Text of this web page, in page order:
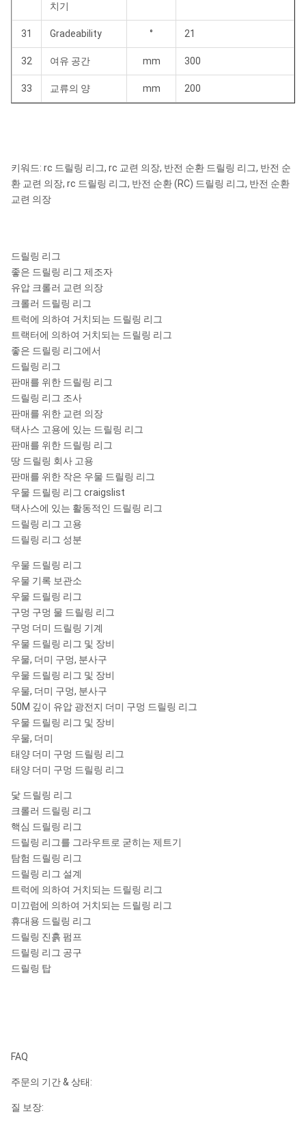
치기
31 Gradeability ° 21
32 여유 공간 mm 300
33 교류의 양 mm 200
키워드: rc 드릴링 리그, rc 교련 의장, 반전 순환 드릴링 리그, 반전 순
환 교련 의장, rc 드릴링 리그, 반전 순환 (RC) 드릴링 리그, 반전 순환
교련 의장
드릴링 리그
좋은 드릴링 리그 제조자
유압 크롤러 교련 의장
크롤러 드릴링 리그
트럭에 의하여 거치되는 드릴링 리그
트랙터에 의하여 거치되는 드릴링 리그
좋은 드릴링 리그에서
드릴링 리그
판매를 위한 드릴링 리그
드릴링 리그 조사
판매를 위한 교련 의장
택사스 고용에 있는 드릴링 리그
판매를 위한 드릴링 리그
땅 드릴링 회사 고용
판매를 위한 작은 우물 드릴링 리그
우물 드릴링 리그 craigslist
택사스에 있는 활동적인 드릴링 리그
드릴링 리그 고용
드릴링 리그 성분
우물 드릴링 리그
우물 기록 보관소
우물 드릴링 리그
구멍 구멍 물 드릴링 리그
구멍 더미 드릴링 기계
우물 드릴링 리그 및 장비
우물, 더미 구멍, 분사구
우물 드릴링 리그 및 장비
우물, 더미 구멍, 분사구
50M 깊이 유압 광전지 더미 구멍 드릴링 리그
우물 드릴링 리그 및 장비
우물, 더미
태양 더미 구멍 드릴링 리그
태양 더미 구멍 드릴링 리그
닻 드릴링 리그
크롤러 드릴링 리그
핵심 드릴링 리그
드릴링 리그를 그라우트로 굳히는 제트기
탐험 드릴링 리그
드릴링 리그 설계
트럭에 의하여 거치되는 드릴링 리그
미끄럼에 의하여 거치되는 드릴링 리그
휴대용 드릴링 리그
드릴링 진흙 펌프
드릴링 리그 공구
드릴링 탑
FAQ
주문의 기간 & 상태:
질 보장: